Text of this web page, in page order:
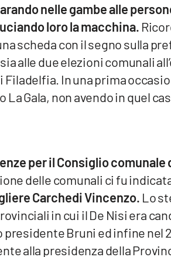
Vai
nelle gambe alle
loro la macchina.
scheda con il segno sulla
alle due elezioni comunali
Filadelfia. In una prima
La Gala, non avendo in quel
per il Consiglio comunale
delle comunali ci fu
Carchedi Vincenzo. Lo
in cui il De Nisi era
presidente Bruni ed infine nel
alla presidenza della